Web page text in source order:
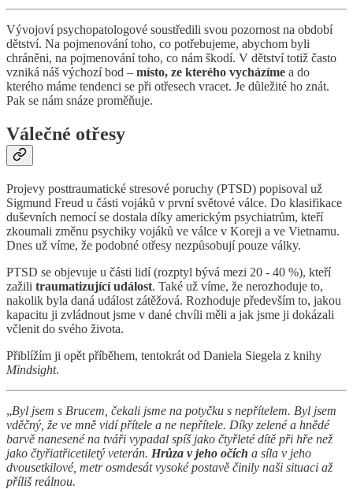
Vývojoví psychopatologové soustředili svou pozornost na období
dětství. Na pojmenování toho, co potřebujeme, abychom byli
chráněni, na pojmenování toho, co nám škodí. V dětství totiž často
vzniká náš výchozí bod – místo, ze kterého vycházíme a do
kterého máme tendenci se při otřesech vracet. Je důležité ho znát.
Pak se nám snáze proměňuje.
Válečné otřesy
Projevy posttraumatické stresové poruchy (PTSD) popisoval už
Sigmund Freud u části vojáků v první světové válce. Do klasifikace
duševních nemocí se dostala díky americkým psychiatrům, kteří
zkoumali změnu psychiky vojáků ve válce v Koreji a ve Vietnamu.
Dnes už víme, že podobné otřesy nezpůsobují pouze války.
PTSD se objevuje u části lidí (rozptyl bývá mezi 20 - 40 %), kteří
zažili traumatizující událost. Také už víme, že nerozhoduje to,
nakolik byla daná událost zátěžová. Rozhoduje především to, jakou
kapacitu ji zvládnout jsme v dané chvíli měli a jak jsme ji dokázali
včlenit do svého života.
Přiblížím ji opět příběhem, tentokrát od Daniela Siegela z knihy
Mindsight.
„Byl jsem s Brucem, čekali jsme na potyčku s nepřítelem. Byl jsem
vděčný, že ve mně vidí přítele a ne nepřítele. Díky zelené a hnědé
barvě nanesené na tváři vypadal spíš jako čtyřleté dítě při hře než
jako čtyřiatřicetiletý veterán. Hrůza v jeho očích a síla v jeho
dvousetkilové, metr osmdesát vysoké postavě činily naši situaci až
příliš reálnou.